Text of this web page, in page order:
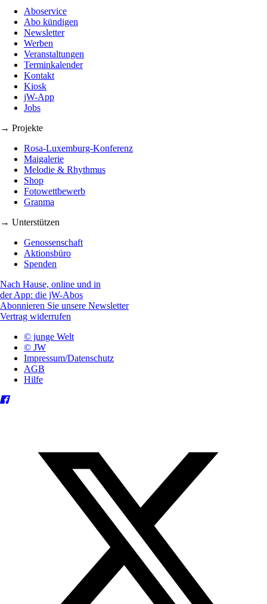
Aboservice
Abo kündigen
Newsletter
Werben
Veranstaltungen
Terminkalender
Kontakt
Kiosk
jW-App
Jobs
→ Projekte
Rosa-Luxemburg-Konferenz
Maigalerie
Melodie & Rhythmus
Shop
Fotowettbewerb
Granma
→ Unterstützen
Genossenschaft
Aktionsbüro
Spenden
Nach Hause, online und in
der App: die jW-Abos
Abonnieren Sie unsere Newsletter
Vertrag widerrufen
© junge Welt
© JW
Impressum/Datenschutz
AGB
Hilfe